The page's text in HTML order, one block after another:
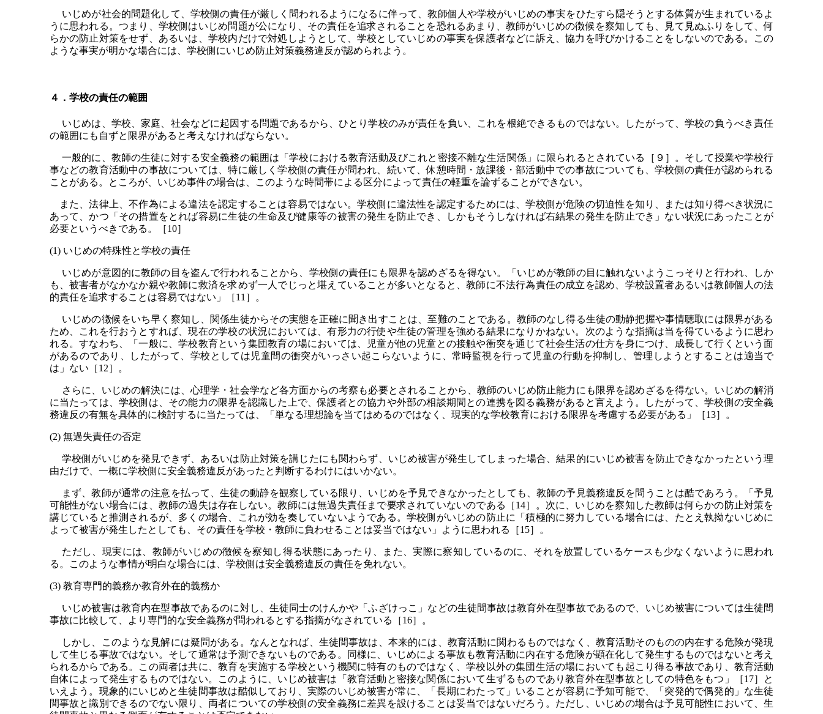
いじめが社会的問題化して、学校側の責任が厳しく問われるようになるに伴って、教師個人や学校がいじめの事実をひたすら隠そうとする体質が生まれているよ
うに思われる。つまり、学校側はいじめ問題が公になり、その責任を追求されることを恐れるあまり、教師がいじめの徴候を察知しても、見て見ぬふりをして、何
らかの防止対策をせず、あるいは、学校内だけで対処しようとして、学校としていじめの事実を保護者などに訴え、協力を呼びかけることをしないのである。この
ような事実が明かな場合には、学校側にいじめ防止対策義務違反が認められよう。
４．学校の責任の範囲
いじめは、学校、家庭、社会などに起因する問題であるから、ひとり学校のみが責任を負い、これを根絶できるものではない。したがって、学校の負うべき責任
の範囲にも自ずと限界があると考えなければならない。
一般的に、教師の生徒に対する安全義務の範囲は「学校における教育活動及びこれと密接不離な生活関係」に限られるとされている［９］。そして授業や学校行
事などの教育活動中の事故については、特に厳しく学校側の責任が問われ、続いて、休憩時間・放課後・部活動中での事故についても、学校側の責任が認められる
ことがある。ところが、いじめ事件の場合は、このような時間帯による区分によって責任の軽重を論ずることができない。
また、法律上、不作為による違法を認定することは容易ではない。学校側に違法性を認定するためには、学校側が危険の切迫性を知り、または知り得べき状況に
あって、かつ「その措置をとれば容易に生徒の生命及び健康等の被害の発生を防止でき、しかもそうしなければ右結果の発生を防止でき」ない状況にあったことが
必要というべきである。［10］
(1) いじめの特殊性と学校の責任
いじめが意図的に教師の目を盗んで行われることから、学校側の責任にも限界を認めざるを得ない。「いじめが教師の目に触れないようこっそりと行われ、しか
も、被害者がなかなか親や教師に救済を求めず一人でじっと堪えていることが多いとなると、教師に不法行為責任の成立を認め、学校設置者あるいは教師個人の法
的責任を追求することは容易ではない」［11］。
いじめの徴候をいち早く察知し、関係生徒からその実態を正確に聞き出すことは、至難のことである。教師のなし得る生徒の動静把握や事情聴取には限界がある
ため、これを行おうとすれば、現在の学校の状況においては、有形力の行使や生徒の管理を強める結果になりかねない。次のような指摘は当を得ているように思わ
れる。すなわち、「一般に、学校教育という集団教育の場においては、児童が他の児童との接触や衝突を通じて社会生活の仕方を身につけ、成長して行くという面
があるのであり、したがって、学校としては児童間の衝突がいっさい起こらないように、常時監視を行って児童の行動を抑制し、管理しようとすることは適当で
は」ない［12］。
さらに、いじめの解決には、心理学・社会学など各方面からの考察も必要とされることから、教師のいじめ防止能力にも限界を認めざるを得ない。いじめの解消
に当たっては、学校側は、その能力の限界を認識した上で、保護者との協力や外部の相談期間との連携を図る義務があると言えよう。したがって、学校側の安全義
務違反の有無を具体的に検討するに当たっては、「単なる理想論を当てはめるのではなく、現実的な学校教育における限界を考慮する必要がある」［13］。
(2) 無過失責任の否定
学校側がいじめを発見できず、あるいは防止対策を講じたにも関わらず、いじめ被害が発生してしまった場合、結果的にいじめ被害を防止できなかったという理
由だけで、一概に学校側に安全義務違反があったと判断するわけにはいかない。
まず、教師が通常の注意を払って、生徒の動静を観察している限り、いじめを予見できなかったとしても、教師の予見義務違反を問うことは酷であろう。「予見
可能性がない場合には、教師の過失は存在しない。教師には無過失責任まで要求されていないのである［14］。次に、いじめを察知した教師は何らかの防止対策を
講じていると推測されるが、多くの場合、これが効を奏していないようである。学校側がいじめの防止に「積極的に努力している場合には、たとえ執拗ないじめに
よって被害が発生したとしても、その責任を学校・教師に負わせることは妥当ではない」ように思われる［15］。
ただし、現実には、教師がいじめの徴候を察知し得る状態にあったり、また、実際に察知しているのに、それを放置しているケースも少なくないように思われ
る。このような事情が明白な場合には、学校側は安全義務違反の責任を免れない。
(3) 教育専門的義務か教育外在的義務か
いじめ被害は教育内在型事故であるのに対し、生徒同士のけんかや「ふざけっこ」などの生徒間事故は教育外在型事故であるので、いじめ被害については生徒間
事故に比較して、より専門的な安全義務が問われるとする指摘がなされている［16］。
しかし、このような見解には疑問がある。なんとなれば、生徒間事故は、本来的には、教育活動に関わるものではなく、教育活動そのものの内在する危険が発現
して生じる事故ではない。そして通常は予測できないものである。同様に、いじめによる事故も教育活動に内在する危険が顕在化して発生するものではないと考え
られるからである。この両者は共に、教育を実施する学校という機関に特有のものではなく、学校以外の集団生活の場においても起こり得る事故であり、教育活動
自体によって発生するものではない。このように、いじめ被害は「教育活動と密接な関係において生ずるものであり教育外在型事故としての特色をもつ」［17］と
いえよう。現象的にいじめと生徒間事故は酷似しており、実際のいじめ被害が常に、「長期にわたって」いることが容易に予知可能で、「突発的で偶発的」な生徒
間事故と識別できるのでない限り、両者についての学校側の安全義務に差異を設けることは妥当ではないだろう。ただし、いじめの場合は予見可能性において、生